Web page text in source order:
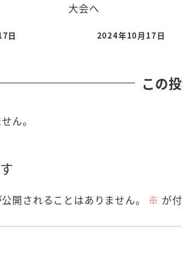
日
大会へ
2024年10月17日
この
ん。
開されることはありません。 ※ が